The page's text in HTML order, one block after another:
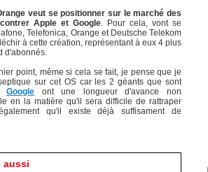
veut se positionner sur le marché des
Apple et Google. Pour cela, vont se
Telefonica, Orange et Deutsche Telekom
à cette création, représentant à eux 4 plus
d'abonnés.
point, même si cela se fait, je pense que je
sur cet OS car les 2 géants que sont
Google ont une longueur d'avance non
en la matière qu'il sera difficile de rattraper
qu'il existe déjà suffisament de
aussi